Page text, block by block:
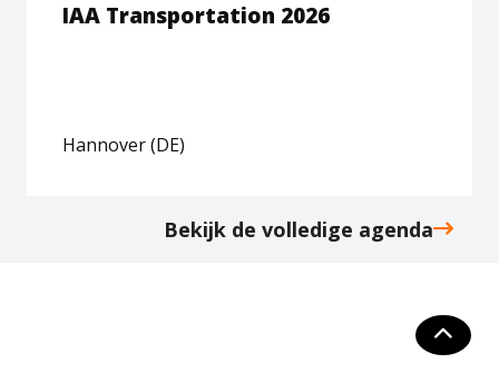
IAA Transportation 2026
Hannover (DE)
Bekijk de volledige agenda